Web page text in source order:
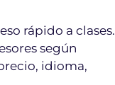
rápido a clases.
según
idioma,